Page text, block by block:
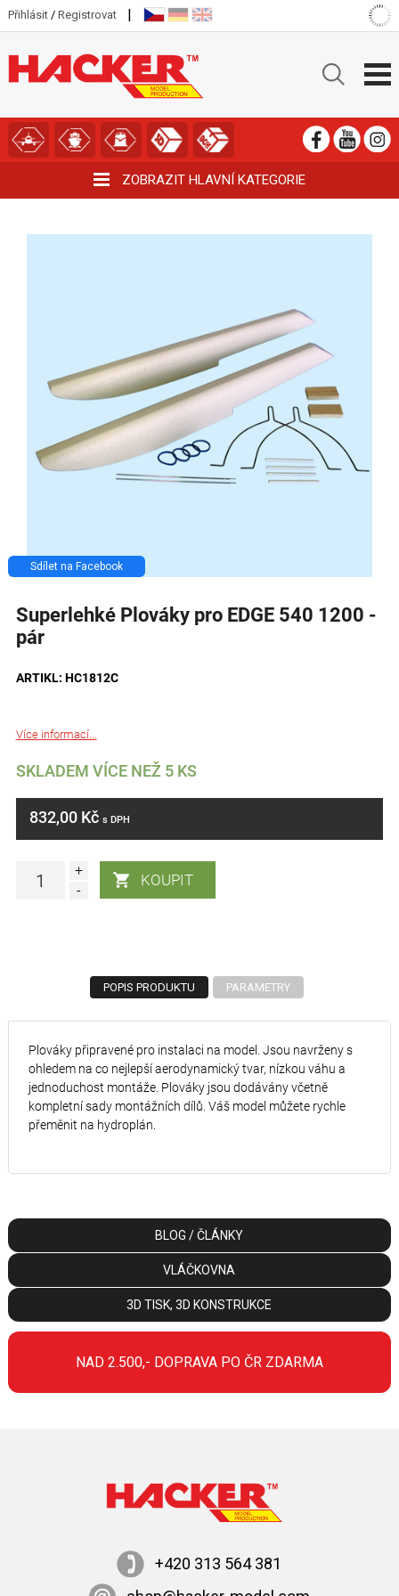
Přihlásit / Registrovat |
ZOBRAZIT HLAVNÍ KATEGORIE
Sdílet na Facebook
Superlehké Plováky pro EDGE 540 1200 -
pár
ARTIKL: HC1812C
Více informací...
SKLADEM VÍCE NEŽ 5 KS
832,00 Kč s DPH
+
-
POPIS PRODUKTU PARAMETRY
Plováky připravené pro instalaci na model. Jsou navrženy s
ohledem na co nejlepší aerodynamický tvar, nízkou váhu a
jednoduchost montáže. Plováky jsou dodávány včetně
kompletní sady montážních dílů. Váš model můžete rychle
přeměnit na hydroplán.
BLOG / ČLÁNKY
VLÁČKOVNA
3D TISK, 3D KONSTRUKCE
NAD 2.500,- DOPRAVA PO ČR ZDARMA
+420 313 564 381